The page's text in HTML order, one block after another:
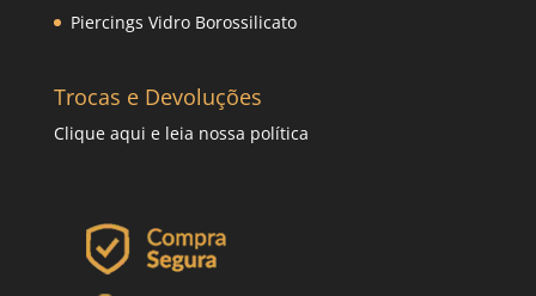
Piercings Vidro Borossilicato
Trocas e Devoluções
Clique aqui e leia nossa política